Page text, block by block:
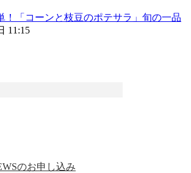
！「コーンと枝豆のポテサラ」旬の一品
11:15
のお申し込み